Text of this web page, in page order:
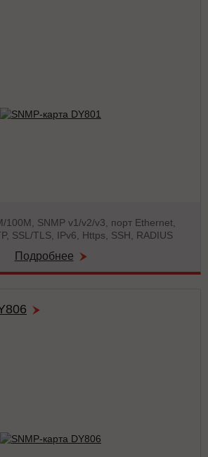
100М, SNMP v1/v2/v3, порт Ethernet,
SSL/TLS, IPv6, Https, SSH, RADIUS
Подробнее